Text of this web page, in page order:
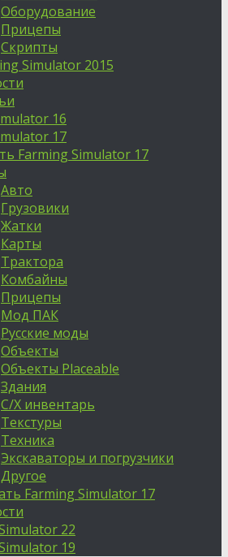
Оборудование
Прицепы
Скрипты
Simulator 2015
16
17
Farming Simulator 17
Авто
Грузовики
Жатки
Карты
Трактора
Комбайны
Прицепы
Мод ПАК
Русские моды
Объекты
Объекты Placeable
Здания
С/Х инвентарь
Текстуры
Техника
Экскаваторы и погрузчики
Другое
Farming Simulator 17
22
19